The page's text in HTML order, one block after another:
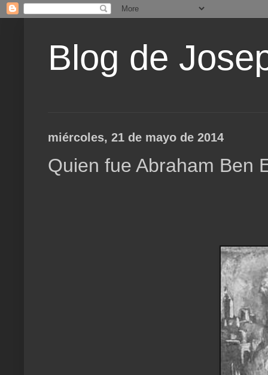
Blog de
miércoles, 21 de mayo de 2014
Quien fue Abraham Ben